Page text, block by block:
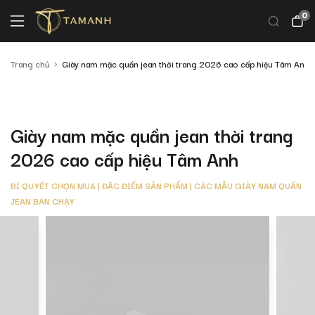
0
Trang chủ Giày nam mặc quần jean thời trang 2026 cao cấp hiệu Tâm Anh
Giày nam mặc quần jean thời trang
2026 cao cấp hiệu Tâm Anh
BÍ QUYẾT CHỌN MUA | ĐẶC ĐIỂM SẢN PHẨM | CÁC MẪU GIÀY NAM QUẦN
JEAN BÁN CHẠY